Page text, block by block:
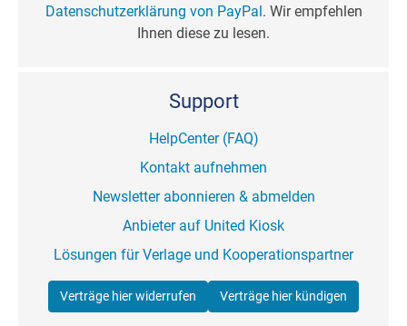
Datenschutzerklärung von PayPal. Wir empfehlen
Ihnen diese zu lesen.
Support
HelpCenter (FAQ)
Kontakt aufnehmen
Newsletter abonnieren & abmelden
Anbieter auf United Kiosk
Lösungen für Verlage und Kooperationspartner
Verträge hier widerrufen Verträge hier kündigen